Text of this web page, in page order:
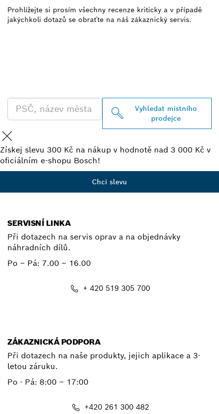
Prohlížejte si prosím všechny recenze kriticky a v případě
jakýchkoli dotazů se obraťte na náš zákaznický servis.
Vyhledat místního
prodejce
Získej slevu 300 Kč na nákup v hodnotě nad 3 000 Kč v
oficiálním e-shopu Bosch!
Chci slevu
SERVISNÍ LINKA
Při dotazech na servis oprav a na objednávky
náhradních dílů.
Po – Pá: 7.00 – 16.00
+ 420 519 305 700
ZÁKAZNICKÁ PODPORA
Při dotazech na naše produkty, jejich aplikace a 3-
letou záruku.
Po - Pá: 8:00 – 17:00
+420 261 300 482